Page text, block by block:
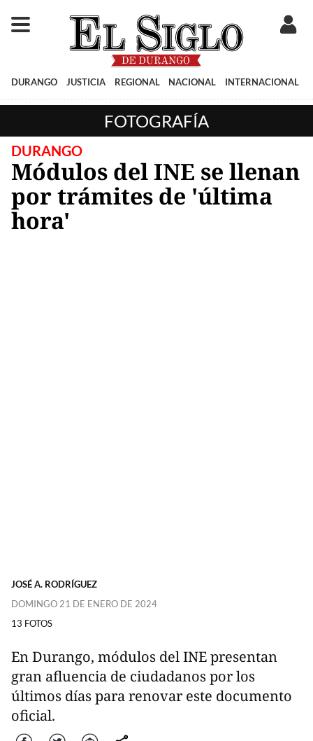
DURANGO JUSTICIA REGIONAL NACIONAL INTERNACIONAL
FOTOGRAFÍA
DURANGO
Módulos del INE se llenan
por trámites de 'última
hora'
JOSÉ A. RODRÍGUEZ
DOMINGO 21 DE ENERO DE 2024
13 FOTOS
En Durango, módulos del INE presentan
gran afluencia de ciudadanos por los
últimos días para renovar este documento
oficial.
Facebook Twitter Correo comparte